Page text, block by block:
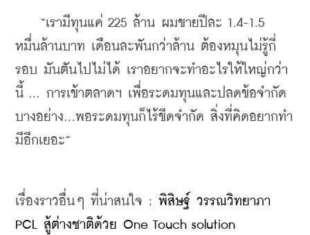
“เรามีทุนแค่ 225 ล้าน ผมขายปีละ 1.4-1.5
หมื่นล้านบาท เดือนละพันกว่าล้าน ต้องหมุนไม่รู้กี่
รอบ มันตันไปไม่ได้ เราอยากจะทำอะไรให้ใหญ่กว่า
นี้ … การเข้าตลาดฯ เพื่อระดมทุนและปลดข้อจำกัด
บางอย่าง...พอระดมทุนก็ไร้ขีดจำกัด สิ่งที่คิดอยากทำ
มีอีกเยอะ”
เรื่องราวอื่นๆ ที่น่าสนใจ : พิสิษฐ์ วรรณวิทยาภา
PCL สู้ต่างชาติด้วย One Touch solution